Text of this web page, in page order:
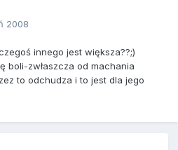
2008
innego jest większa??;)
boli-zwłaszcza od machania
to odchudza i to jest dla jego